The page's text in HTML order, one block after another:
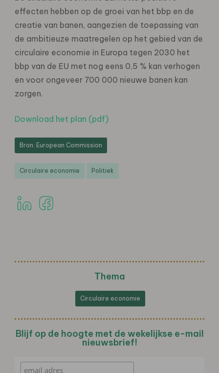
effecten hebben op de groei van het bbp en de
creatie van banen, aangezien de toepassing van
de ambitieuze maatregelen op het gebied van de
circulaire economie in Europa tegen 2030 het
bbp van de EU met nog eens 0,5 % kan verhogen
en voor ongeveer 700 000 nieuwe banen kan
zorgen.
Download het plan (pdf)
Bron: European Commission
Circulaire economie Politiek
Thema
Circulaire economie
Blijf op de hoogte met de wekelijkse e-mail
nieuwsbrief!